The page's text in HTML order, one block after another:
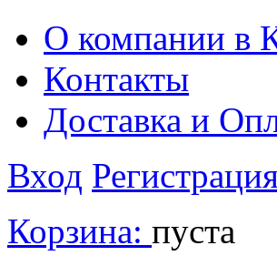
О компании в
Контакты
Доставка и
Вход
Корзина: пуста